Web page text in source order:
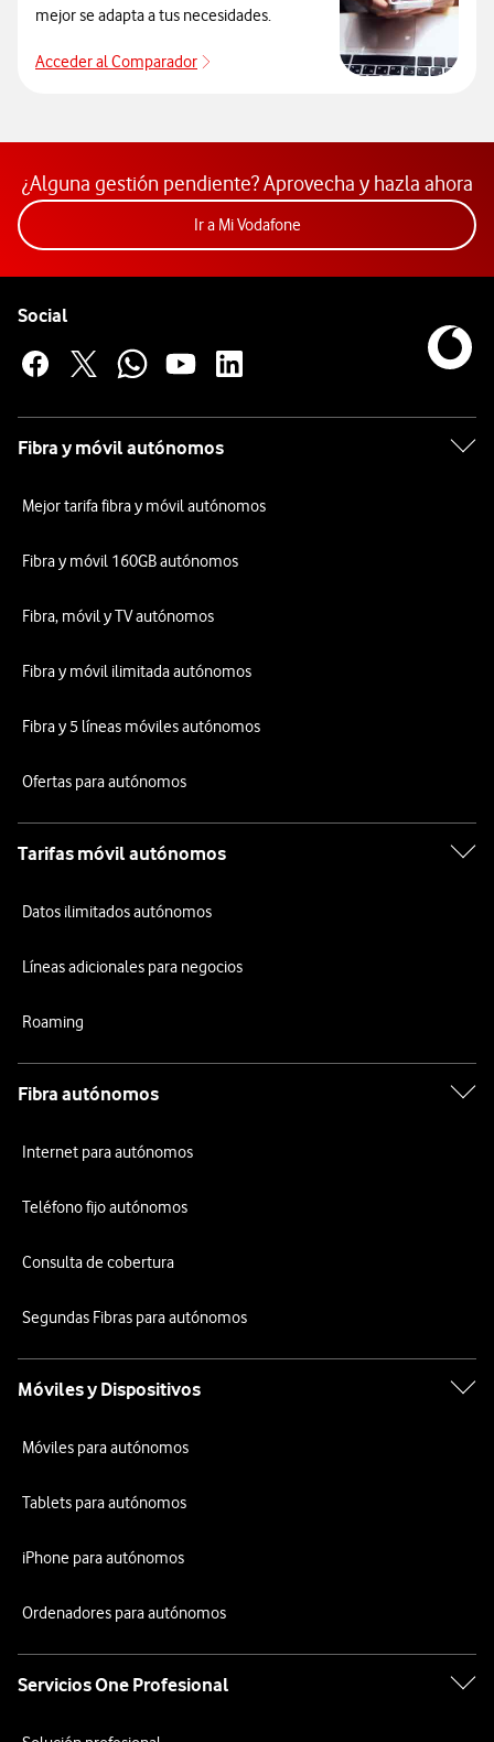
mejor se adapta a tus necesidades.
Acceder al Comparador
Para elegir un modelo de móvil antes
¿Alguna gestión pendiente? Aprovecha y hazla ahora
Ir a Mi VodafoneAcceder a la app Mi
Social
Fibra y móvil autónomos
Mejor tarifa fibra y móvil autónomos
Fibra y móvil 160GB autónomos
Fibra, móvil y TV autónomos
Fibra y móvil ilimitada autónomos
Fibra y 5 líneas móviles autónomos
Ofertas para autónomos
Tarifas móvil autónomos
Datos ilimitados autónomos
Líneas adicionales para negocios
Roaming
Fibra autónomos
Internet para autónomos
Teléfono fijo autónomos
Consulta de cobertura
Segundas Fibras para autónomos
Móviles y Dispositivos
Móviles para autónomos
Tablets para autónomos
iPhone para autónomos
Ordenadores para autónomos
Servicios One Profesional